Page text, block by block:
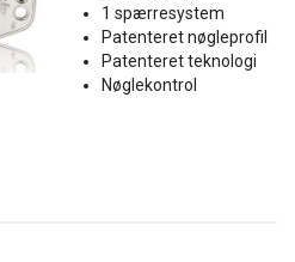
1 spærresystem
Patenteret nøgleprofil
Patenteret teknologi
Nøglekontrol